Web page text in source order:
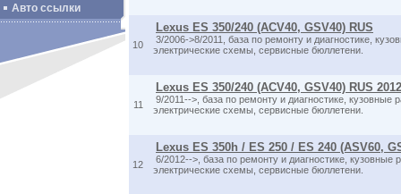
Авто ссылки
10
Lexus ES 350/240 (ACV40, GSV40) RUS
3/2006->8/2011, база по ремонту и диагностике,
электрические схемы, сервисные бюллетени.
11
Lexus ES 350/240 (ACV40, GSV40) RUS 2012
9/2011-->, база по ремонту и диагностике, кузовные
электрические схемы, сервисные бюллетени.
12
Lexus ES 350h / ES 250 / ES 240 (ASV60,
6/2012-->, база по ремонту и диагностике, кузовные
электрические схемы, сервисные бюллетени.